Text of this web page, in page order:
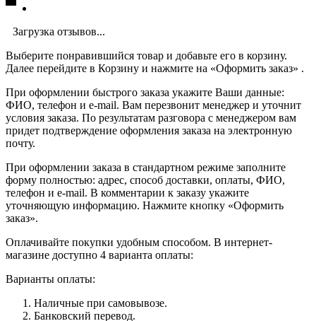
Загрузка отзывов...
Выберите понравившийся товар и добавьте его в корзину.
Далее перейдите в Корзину и нажмите на «Оформить заказ» .
При оформлении быстрого заказа укажите Ваши данные:
ФИО, телефон и e-mail. Вам перезвонит менеджер и уточнит
условия заказа. По результатам разговора с менеджером вам
придет подтверждение оформления заказа на электронную
почту.
При оформлении заказа в стандартном режиме заполните
форму полностью: адрес, способ доставки, оплаты, ФИО,
телефон и e-mail. В комментарии к заказу укажите
уточняющую информацию. Нажмите кнопку «Оформить
заказ».
Оплачивайте покупки удобным способом. В интернет-
магазине доступно 4 варианта оплаты:
Варианты оплаты:
Наличные при самовывозе.
Банковский перевод.